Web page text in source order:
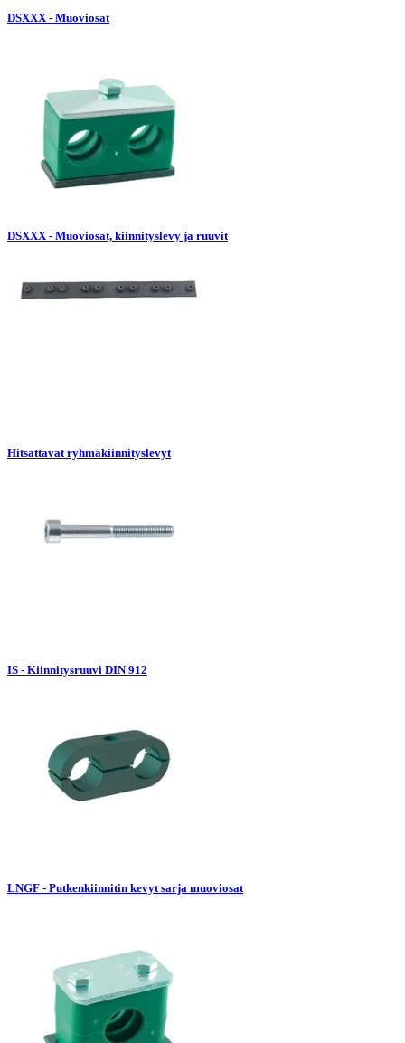
DSXXX - Muoviosat
DSXXX - Muoviosat, kiinnityslevy ja ruuvit
Hitsattavat ryhmäkiinnityslevyt
IS - Kiinnitysruuvi DIN 912
LNGF - Putkenkiinnitin kevyt sarja muoviosat